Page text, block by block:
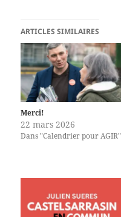
ARTICLES SIMILAIRES
Merci!
22 mars 2026
Dans "Calendrier pour AGIR"